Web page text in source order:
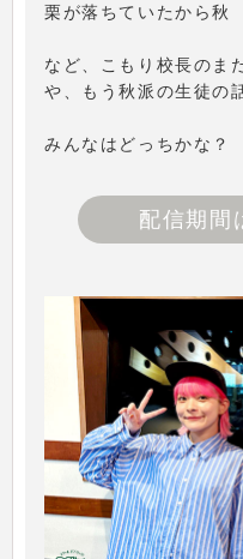
栗が落ちていたから秋
など、こもり校長のま
や、もう秋派の生徒の
みんなはどっちかな？
配信期間